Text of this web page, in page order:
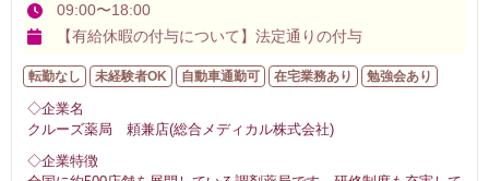
09:00〜18:00
【有給休暇の付与について】法定通りの付与
転勤なし 未経験者OK 自動車通勤可 在宅業務あり 勉強会あり
◇企業名
クルーズ薬局 頼兼店(総合メディカル株式会社)
◇企業特徴